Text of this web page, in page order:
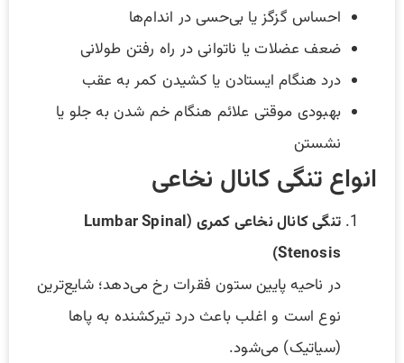
احساس گزگز یا بی‌حسی در اندام‌ها
ضعف عضلات یا ناتوانی در راه رفتن طولانی
درد هنگام ایستادن یا کشیدن کمر به عقب
بهبودی موقتی علائم هنگام خم شدن به جلو یا
نشستن
انواع تنگی کانال نخاعی
تنگی کانال نخاعی کمری (Lumbar Spinal
Stenosis)
در ناحیه پایین ستون فقرات رخ می‌دهد؛ شایع‌ترین
نوع است و اغلب باعث درد تیرکشنده به پاها
(سیاتیک) می‌شود.